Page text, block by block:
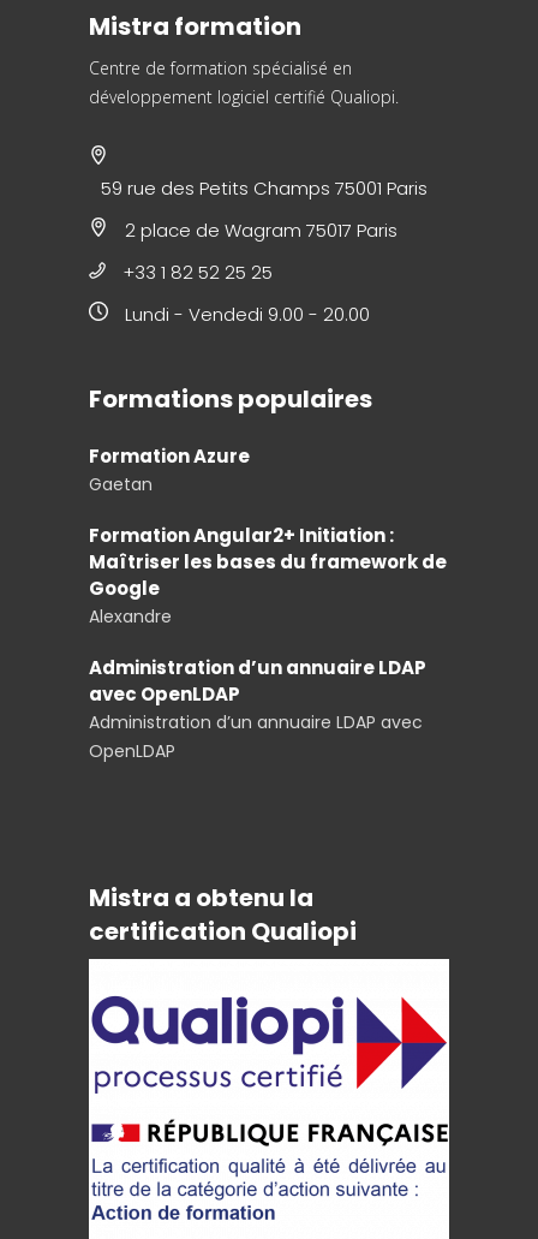
Mistra formation
Centre de formation spécialisé en
développement logiciel certifié Qualiopi.
59 rue des Petits Champs 75001 Paris
2 place de Wagram 75017 Paris
+33 1 82 52 25 25
Lundi - Vendedi 9.00 - 20.00
Formations populaires
Formation Azure
Gaetan
Formation Angular2+ Initiation :
Maîtriser les bases du framework de
Google
Alexandre
Administration d’un annuaire LDAP
avec OpenLDAP
Administration d’un annuaire LDAP avec
OpenLDAP
Mistra a obtenu la
certification Qualiopi